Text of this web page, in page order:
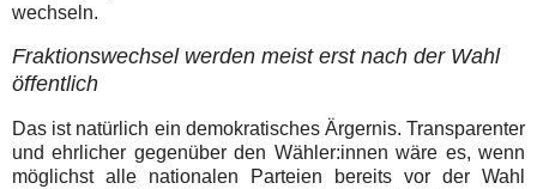
wechseln.
Fraktionswechsel werden meist erst nach der Wahl
öffentlich
Das ist natürlich ein demokratisches Ärgernis. Transparenter
und ehrlicher gegenüber den Wähler:innen wäre es, wenn
möglichst alle nationalen Parteien bereits vor der Wahl